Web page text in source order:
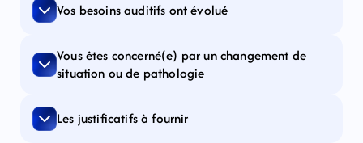
Vos besoins auditifs ont évolué
Vous êtes concerné(e) par un changement de
situation ou de pathologie
Les justificatifs à fournir